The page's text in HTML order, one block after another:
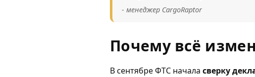
- менеджер CargoRaptor
Почему всё
В сентябре ФТС начала сверку